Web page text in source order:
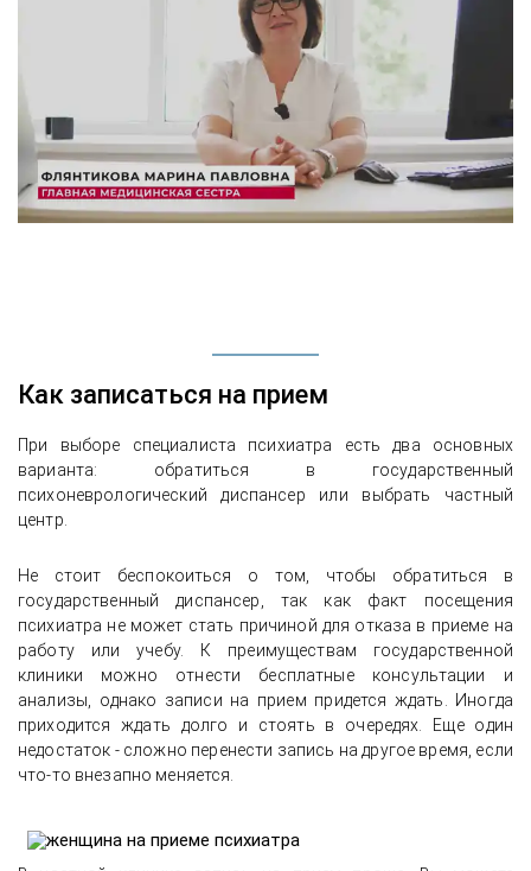
Как записаться на прием
При выборе специалиста психиатра есть два основных
варианта: обратиться в государственный
психоневрологический диспансер или выбрать частный
центр.
Не стоит беспокоиться о том, чтобы обратиться в
государственный диспансер, так как факт посещения
психиатра не может стать причиной для отказа в приеме на
работу или учебу. К преимуществам государственной
клиники можно отнести бесплатные консультации и
анализы, однако записи на прием придется ждать. Иногда
приходится ждать долго и стоять в очередях. Еще один
недостаток - сложно перенести запись на другое время, если
что-то внезапно меняется.